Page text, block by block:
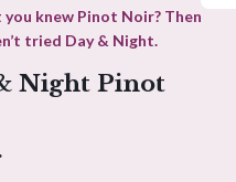
i Norden AB
knew Pinot Noir? Then
tried Day & Night.
Night Pinot